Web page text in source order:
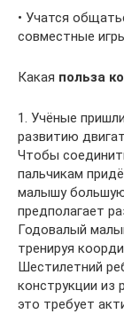
• Учатся
совместные
Какая польза
1. Учёные
развитию
Чтобы
пальчикам
малышу
предполагает
Годовалый
тренируя
Шестилетний
конструкции из
это требует